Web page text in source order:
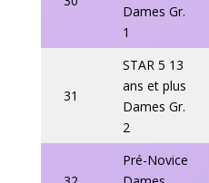
Dames Gr.
1
31
STAR 5 13
ans et plus
Dames Gr.
2
Pré-Novice